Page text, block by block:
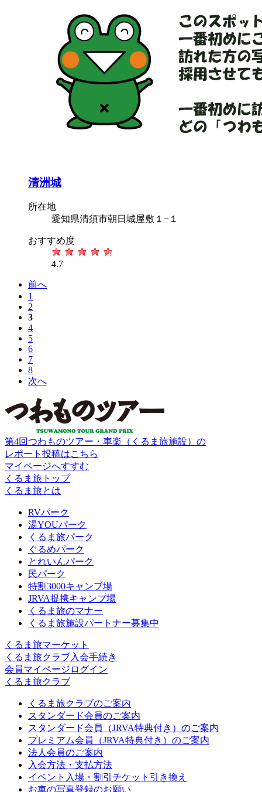
清洲城
所在地
愛知県清須市朝日城屋敷１−１
おすすめ度
4.7
前へ
1
2
3
4
5
6
7
8
次へ
第4回つわものツアー・車楽（くるま旅施設）の
レポート投稿はこちら
マイページへすすむ
くるま旅トップ
くるま旅とは
RVパーク
湯YOUパーク
くるま旅パーク
ぐるめパーク
とれいんパーク
民パーク
特割3000キャンプ場
JRVA提携キャンプ場
くるま旅のマナー
くるま旅施設パートナー募集中
くるま旅マーケット
くるま旅クラブ入会手続き
会員マイページログイン
くるま旅クラブ
くるま旅クラブのご案内
スタンダード会員のご案内
スタンダード会員（JRVA特典付き）のご案内
プレミアム会員（JRVA特典付き）のご案内
法人会員のご案内
入会方法・支払方法
イベント入場・割引チケット引き換え
お車の写真登録のお願い